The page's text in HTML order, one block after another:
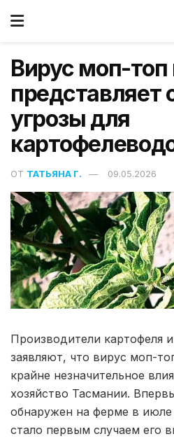
Вирус моп-топ
представляет
угрозы для
ОТ ТАТЬЯНА Г. 09.05.2026
Производители картофеля
заявляют, что вирус моп-
крайне незначительное
хозяйство Тасмании.
обнаружен на ферме в
стало первым случаем его